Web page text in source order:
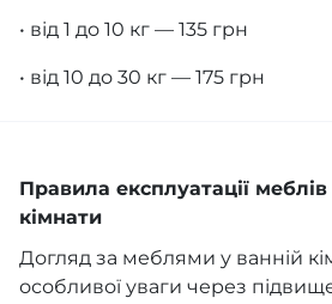
• від 1 до 10 кг — 135 грн
• від 10 до 30 кг — 175 грн
Правила експлуатації
кімнати
Догляд за меблями у ванній
особливої уваги через